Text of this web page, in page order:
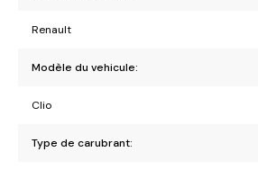
Renault
Modèle du vehicule:
Clio
Type de carubrant: